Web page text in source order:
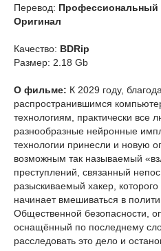
Перевод: Профессиональный
Оригинал
Качество: BDRip
Размер: 2.18 Gb
О фильме: К 2029 году,
распространившимся
технологиям, практически все
разнообразные нейронные
технологии принесли и новую
возможным так называемый
преступлений, связанный
разыскиваемый хакер,
начинает вмешиваться в
Общественной безопасности,
оснащённый по последнему
расследовать это дело и